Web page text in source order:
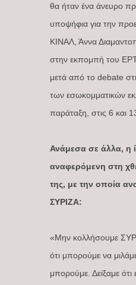
θα ήταν ένα άνευρο
υποψήφια για την
ΚΙΝΑΛ, Άννα
στην εκπομπή του
μετά από το debate
των εσωκομματικών
παράταξη, στις 6 και
Ανάμεσα σε άλλα, η
αναφερόμενη στη
της, με την οποία
ΣΥΡΙΖΑ:
«Μην κολλήσουμε
ότι μπορούμε να
μπορούμε. Δείξαμε ότι